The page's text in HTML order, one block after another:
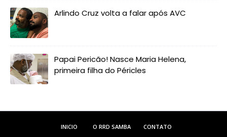
Arlindo Cruz volta a falar após AVC
Papai Pericão! Nasce Maria Helena,
primeira filha do Péricles
INICIO O RRD SAMBA CONTATO